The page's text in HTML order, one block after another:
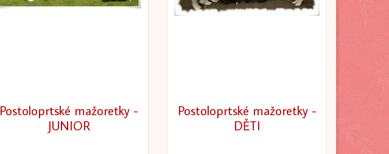
Postoloprtské mažoretky -
JUNIOR
Postoloprtské mažoretky -
DĚTI